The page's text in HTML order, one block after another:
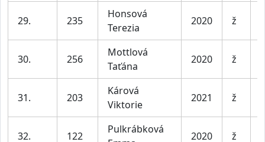
29. 235
Honsová
Terezia
2020 ž
30. 256
Mottlová
Taťána
2020 ž
31. 203
Kárová
Viktorie
2021 ž
32. 122
Pulkrábková
2020 ž